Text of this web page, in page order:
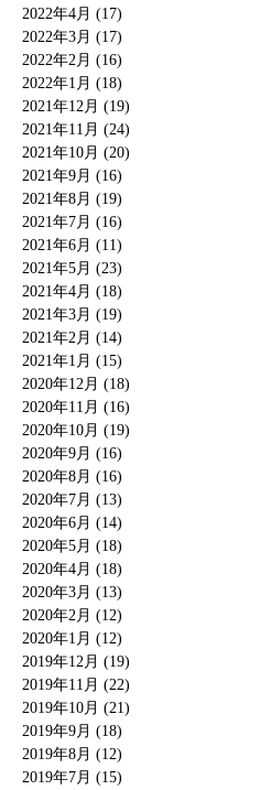
2022年4月 (17)
2022年3月 (17)
2022年2月 (16)
2022年1月 (18)
2021年12月 (19)
2021年11月 (24)
2021年10月 (20)
2021年9月 (16)
2021年8月 (19)
2021年7月 (16)
2021年6月 (11)
2021年5月 (23)
2021年4月 (18)
2021年3月 (19)
2021年2月 (14)
2021年1月 (15)
2020年12月 (18)
2020年11月 (16)
2020年10月 (19)
2020年9月 (16)
2020年8月 (16)
2020年7月 (13)
2020年6月 (14)
2020年5月 (18)
2020年4月 (18)
2020年3月 (13)
2020年2月 (12)
2020年1月 (12)
2019年12月 (19)
2019年11月 (22)
2019年10月 (21)
2019年9月 (18)
2019年8月 (12)
2019年7月 (15)